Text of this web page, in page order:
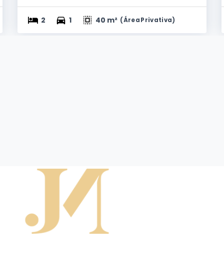
2 1 40 m² (Área Privativa)